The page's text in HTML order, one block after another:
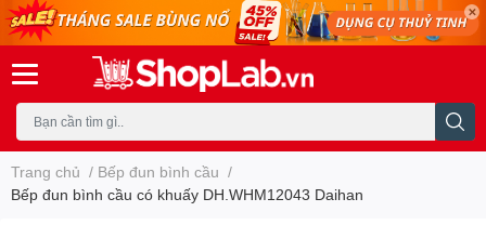
Trang chủ / Bếp đun bình cầu /
Bếp đun bình cầu có khuấy DH.WHM12043 Daihan